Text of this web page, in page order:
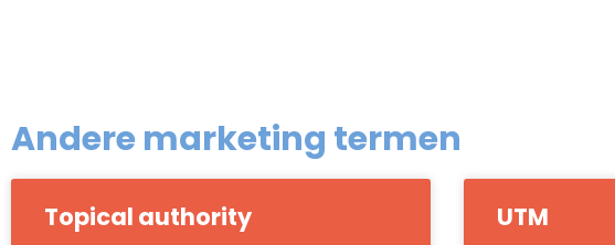
Andere marketing termen
Topical authority UTM